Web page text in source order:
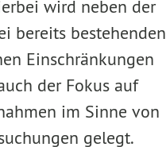
wird neben der
bereits bestehenden
Einschränkungen
der Fokus auf
im Sinne von
gelegt.